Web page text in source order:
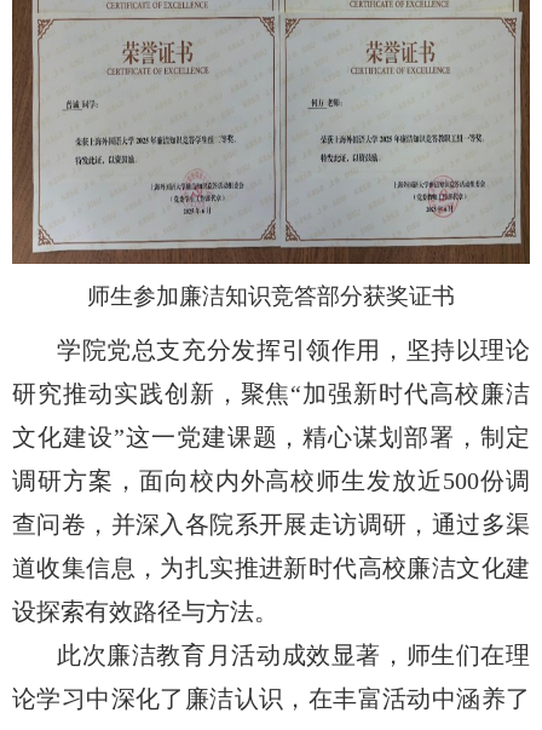
师生参加廉洁知识竞答部分获奖证书
学院党总支充分发挥引领作用，坚持以理论
研究推动实践创新，聚焦“加强新时代高校廉洁
文化建设”这一党建课题，精心谋划部署，制定
调研方案，面向校内外高校师生发放近500份调
查问卷，并深入各院系开展走访调研，通过多渠
道收集信息，为扎实推进新时代高校廉洁文化建
设探索有效路径与方法。
此次廉洁教育月活动成效显著，师生们在理
论学习中深化了廉洁认识，在丰富活动中涵养了